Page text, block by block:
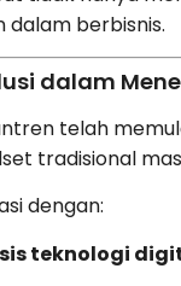
dalam berbisnis.
dalam
telah
tradisional
dengan:
teknologi